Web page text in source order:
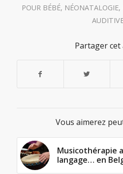
POUR BÉBÉ, NÉONATALOGIE,
Partager cet
Vous aimerez
Musicothérapie
langage… en